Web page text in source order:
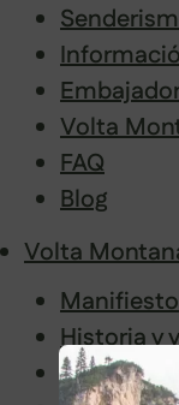
Volta
FAQ
Blog
Volta
Manifiesto
Historia y
Guías de